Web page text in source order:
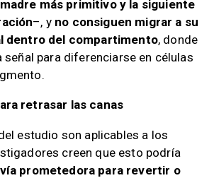
más primitivo y la siguiente
–, y no consiguen migrar a su
dentro del compartimento, donde
señal para diferenciarse en células
retrasar las canas
estudio son aplicables a los
creen que esto podría
prometedora para revertir o